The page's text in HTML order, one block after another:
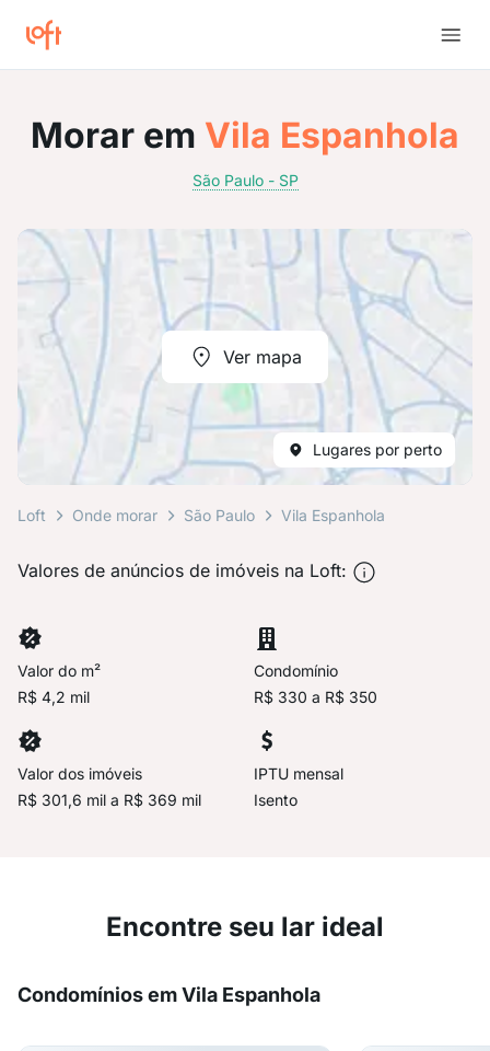
Morar em Vila Espanhola
São Paulo - SP
Ver mapa
Lugares por perto
Loft Onde morar São Paulo Vila Espanhola
Valores de anúncios de imóveis na Loft:
Valor do m²
R$ 4,2 mil
Condomínio
R$ 330 a R$ 350
Valor dos imóveis
R$ 301,6 mil a R$ 369 mil
IPTU mensal
Isento
Encontre seu lar ideal
Condomínios em Vila Espanhola